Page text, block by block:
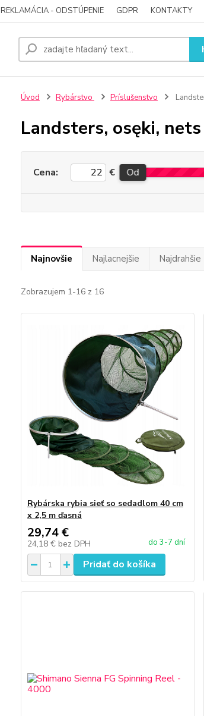
REKLAMÁCIA - ODSTÚPENIE GDPR KONTAKTY
Úvod Rybárstvo Príslušenstvo
Landsters, osęki, nets
Cena: € Od
Najnovšie Najlacnejšie Najdrahšie
Zobrazujem 1-16 z 16
Rybárska rybia sieť so sedadlom 40 cm
x 2,5 m ďasná
29,74 €
24,18 € bez DPH do 3-7 dní
Pridať do košíka